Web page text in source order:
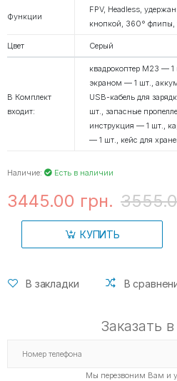
Функции
FPV, Headless,
кнопкой, 360° флипы,
Цвет Серый
В Комплект
входит:
квадрокоптер M23 —
экраном — 1 шт.,
USB-кабель для
шт., запасные
инструкция — 1 шт.,
— 1 шт., кейс для
Наличие: Есть в наличии
3445.00 грн.
КУПИТЬ
В закладки В
Заказать
Мы перезвоним Вам и